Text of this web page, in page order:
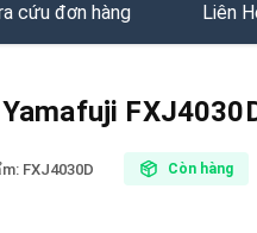
cứu đơn hàng Liên
FXJ4030D Còn hàng